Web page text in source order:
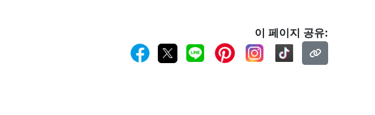
이 페이지 공유: